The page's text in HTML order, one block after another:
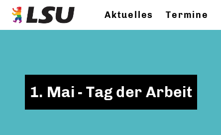
Aktuelles Termine
1. Mai - Tag der Arbeit